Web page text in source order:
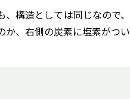
構造としては同じなので、
か、右側の炭素に塩素がつい